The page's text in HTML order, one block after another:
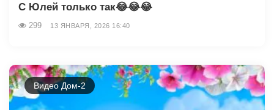
С Юлей только так😂😂😂
299 13 ЯНВАРЯ, 2026 16:40
Видео Дом-2